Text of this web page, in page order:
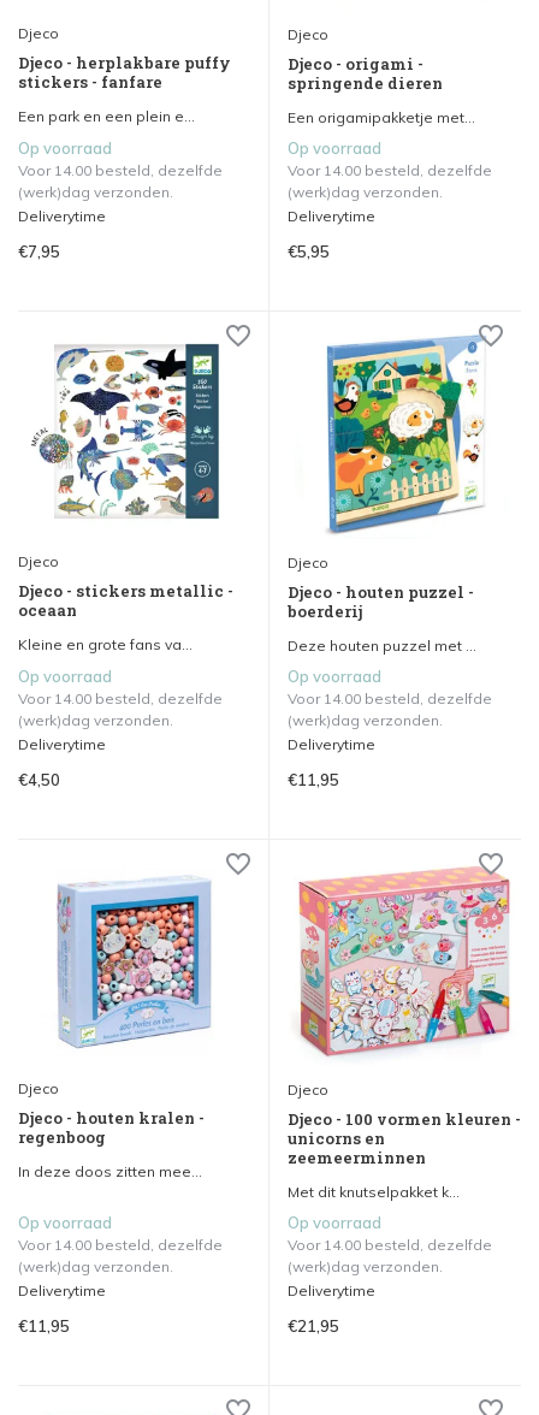
Djeco
Djeco - herplakbare puffy
stickers - fanfare
Een park en een plein e...
Op voorraad
Voor 14.00 besteld, dezelfde
(werk)dag verzonden.
Deliverytime
€7,95
Djeco
Djeco - origami -
springende dieren
Een origamipakketje met...
Op voorraad
Voor 14.00 besteld, dezelfde
(werk)dag verzonden.
Deliverytime
€5,95
Djeco
Djeco - stickers metallic -
oceaan
Kleine en grote fans va...
Op voorraad
Voor 14.00 besteld, dezelfde
(werk)dag verzonden.
Deliverytime
€4,50
Djeco
Djeco - houten puzzel -
boerderij
Deze houten puzzel met ...
Op voorraad
Voor 14.00 besteld, dezelfde
(werk)dag verzonden.
Deliverytime
€11,95
Djeco
Djeco - houten kralen -
regenboog
In deze doos zitten mee...
Op voorraad
Voor 14.00 besteld, dezelfde
(werk)dag verzonden.
Deliverytime
€11,95
Djeco
Djeco - 100 vormen kleuren -
unicorns en
zeemeerminnen
Met dit knutselpakket k...
Op voorraad
Voor 14.00 besteld, dezelfde
(werk)dag verzonden.
Deliverytime
€21,95